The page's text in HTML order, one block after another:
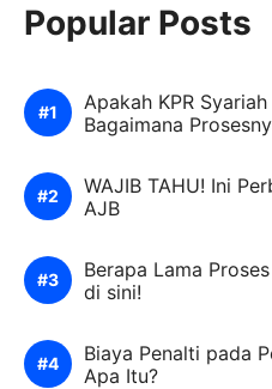
Popular Posts
Apakah KPR
Bagaimana
WAJIB TAHU! Ini
AJB
Berapa Lama
di sini!
Biaya Penalti pada
Apa Itu?